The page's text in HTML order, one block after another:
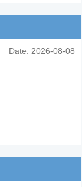
Date: 2026-08-08